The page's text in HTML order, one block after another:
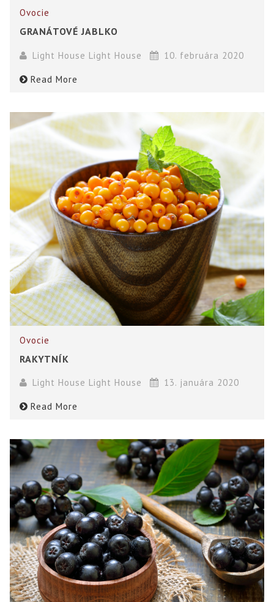
Ovocie
GRANÁTOVÉ JABLKO
Light House Light House 10. februára 2020
Read More
Ovocie
RAKYTNÍK
Light House Light House 13. januára 2020
Read More